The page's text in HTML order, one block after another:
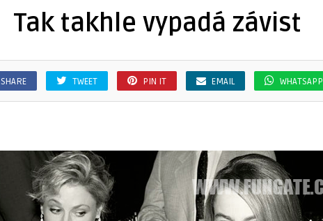
Tak takhle vypadá závist
SHARE TWEET PIN IT EMAIL WHATSAPP